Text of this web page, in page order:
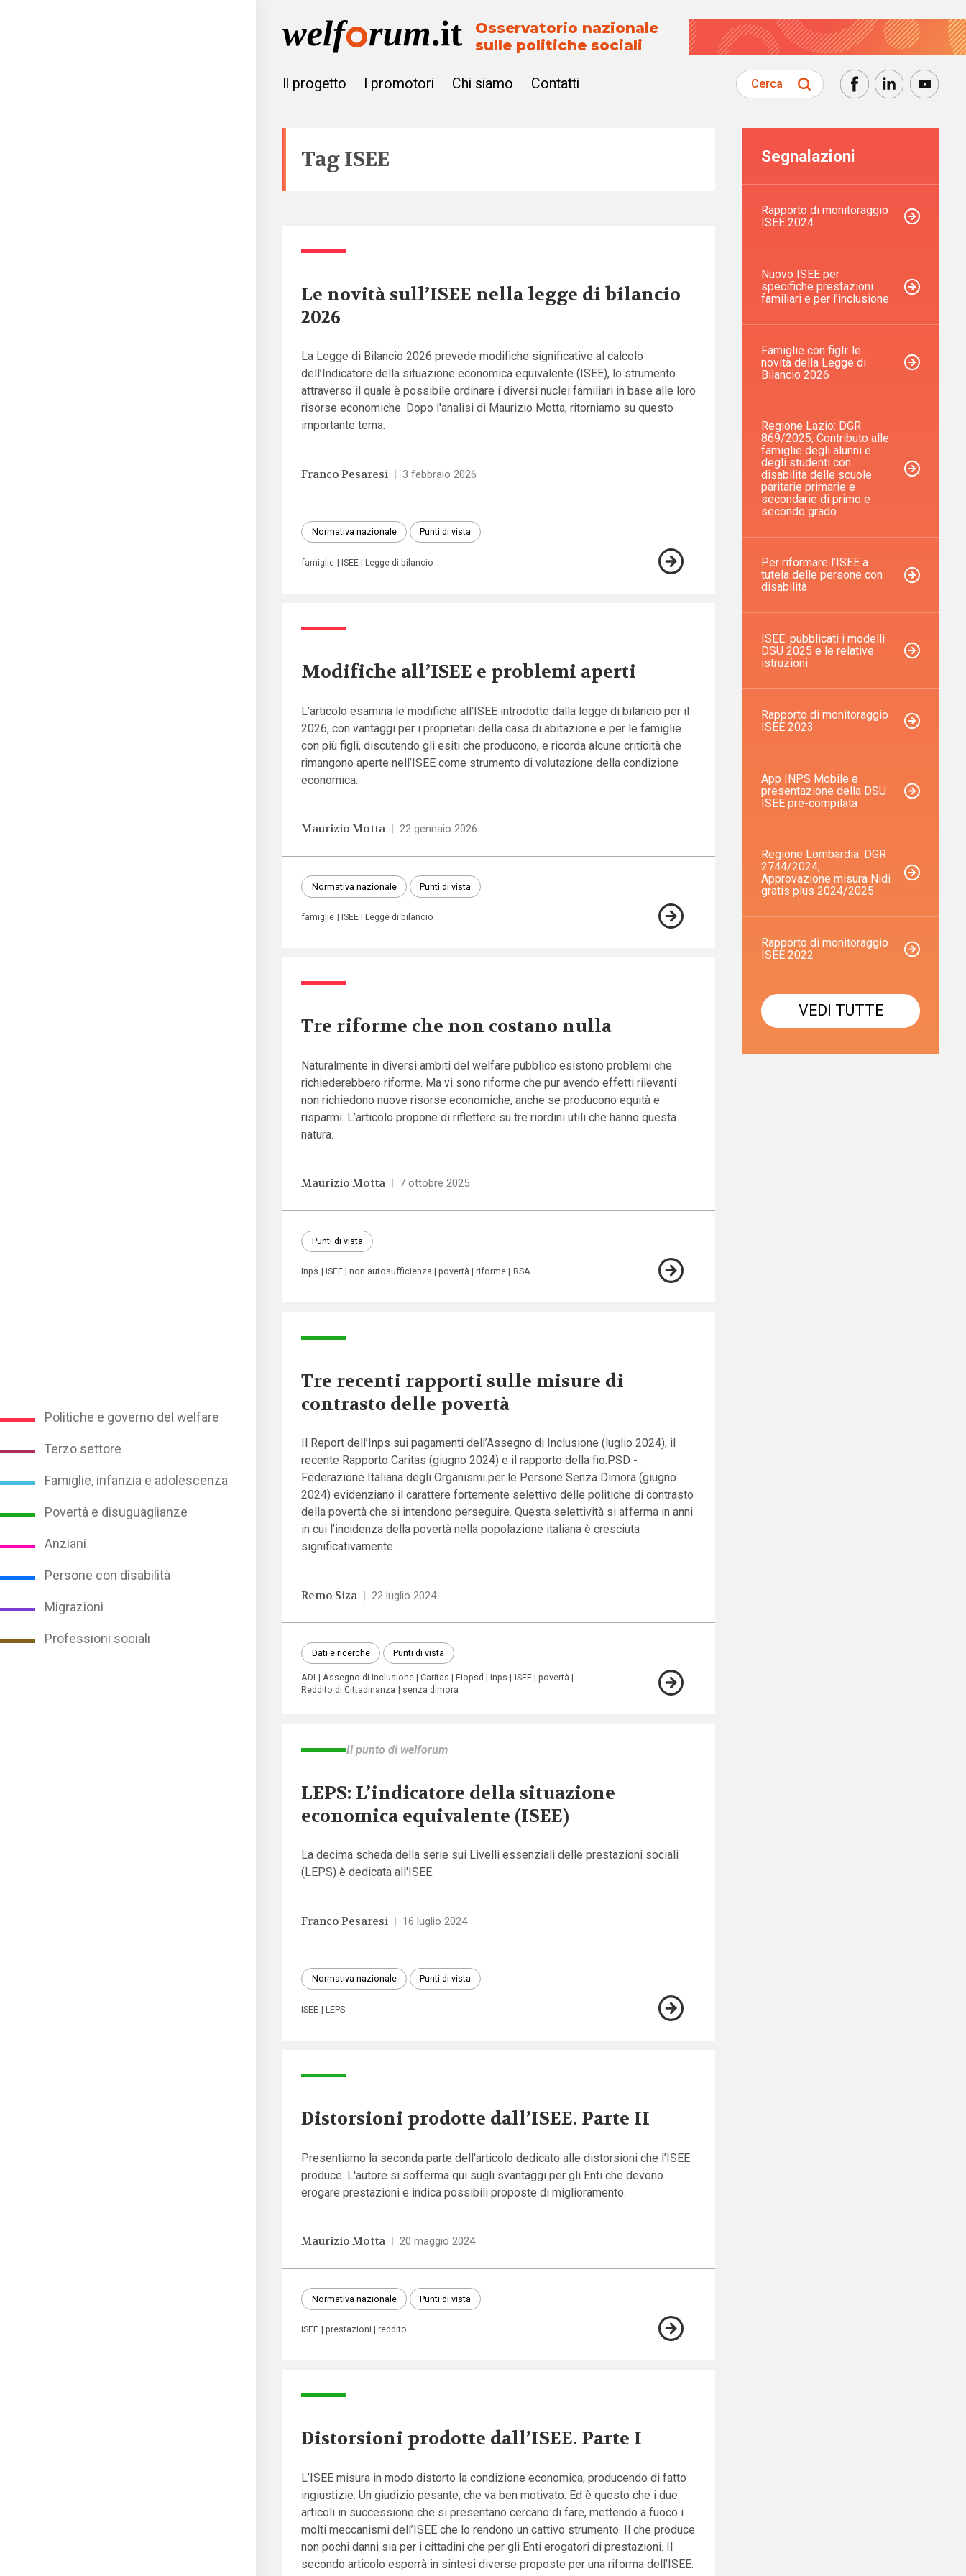
Politiche e governo del welfare
Terzo settore
Famiglie, infanzia e adolescenza
Povertà e disuguaglianze
Anziani
Persone con disabilità
Migrazioni
Professioni sociali
Osservatorio nazionale
sulle politiche sociali
Il progetto I promotori Chi siamo Contatti Cerca
TagISEE
Le novità sull’ISEE nella legge di bilancio
2026
La Legge di Bilancio 2026 prevede modifiche significative al calcolo
dell’Indicatore della situazione economica equivalente (ISEE), lo strumento
attraverso il quale è possibile ordinare i diversi nuclei familiari in base alle loro
risorse economiche. Dopo l'analisi di Maurizio Motta, ritorniamo su questo
importante tema.
Franco Pesaresi | 3 febbraio 2026
Normativa nazionale Punti di vista
famiglie ISEE Legge di bilancio
Modifiche all’ISEE e problemi aperti
L’articolo esamina le modifiche all’ISEE introdotte dalla legge di bilancio per il
2026, con vantaggi per i proprietari della casa di abitazione e per le famiglie
con più figli, discutendo gli esiti che producono, e ricorda alcune criticità che
rimangono aperte nell’ISEE come strumento di valutazione della condizione
economica.
Maurizio Motta | 22 gennaio 2026
Normativa nazionale Punti di vista
famiglie ISEE Legge di bilancio
Tre riforme che non costano nulla
Naturalmente in diversi ambiti del welfare pubblico esistono problemi che
richiederebbero riforme. Ma vi sono riforme che pur avendo effetti rilevanti
non richiedono nuove risorse economiche, anche se producono equità e
risparmi. L’articolo propone di riflettere su tre riordini utili che hanno questa
natura.
Maurizio Motta 7 ottobre 2025
Punti di vista
Inps ISEE non autosufficienza povertà riforme RSA
Tre recenti rapporti sulle misure di
contrasto delle povertà
Il Report dell’Inps sui pagamenti dell’Assegno di Inclusione (luglio 2024), il
recente Rapporto Caritas (giugno 2024) e il rapporto della fio.PSD -
Federazione Italiana degli Organismi per le Persone Senza Dimora (giugno
2024) evidenziano il carattere fortemente selettivo delle politiche di contrasto
della povertà che si intendono perseguire. Questa selettività si afferma in anni
in cui l’incidenza della povertà nella popolazione italiana è cresciuta
significativamente.
Remo Siza | 22 luglio 2024
Dati e ricerche Punti di vista
ADI Assegno di Inclusione Caritas Fiopsd Inps ISEE
povertà
Reddito di Cittadinanza
senza dimora
Il punto di welforum
LEPS: L’indicatore della situazione
economica equivalente (ISEE)
La decima scheda della serie sui Livelli essenziali delle prestazioni sociali
(LEPS) è dedicata all'ISEE.
Franco Pesaresi | 16 luglio 2024
Normativa nazionale Punti di vista
ISEE LEPS
Distorsioni prodotte dall’ISEE. Parte II
Presentiamo la seconda parte dell'articolo dedicato alle distorsioni che l’ISEE
produce. L'autore si sofferma qui sugli svantaggi per gli Enti che devono
erogare prestazioni e indica possibili proposte di miglioramento.
Maurizio Motta | 20 maggio 2024
Normativa nazionale Punti di vista
ISEE prestazioni reddito
Distorsioni prodotte dall’ISEE. Parte I
L’ISEE misura in modo distorto la condizione economica, producendo di fatto
ingiustizie. Un giudizio pesante, che va ben motivato. Ed è questo che i due
articoli in successione che si presentano cercano di fare, mettendo a fuoco i
molti meccanismi dell’ISEE che lo rendono un cattivo strumento. Il che produce
non pochi danni sia per i cittadini che per gli Enti erogatori di prestazioni. Il
secondo articolo esporrà in sintesi diverse proposte per una riforma dell’ISEE.
Segnalazioni
Rapporto di monitoraggio
ISEE 2024
Nuovo ISEE per
specifiche prestazioni
familiari e per l’inclusione
Famiglie con figli: le
novità della Legge di
Bilancio 2026
Regione Lazio: DGR
869/2025, Contributo alle
famiglie degli alunni e
degli studenti con
disabilità delle scuole
paritarie primarie e
secondarie di primo e
secondo grado
Per riformare l’ISEE a
tutela delle persone con
disabilità
ISEE: pubblicati i modelli
DSU 2025 e le relative
istruzioni
Rapporto di monitoraggio
ISEE 2023
App INPS Mobile e
presentazione della DSU
ISEE pre-compilata
Regione Lombardia: DGR
2744/2024,
Approvazione misura Nidi
gratis plus 2024/2025
Rapporto di monitoraggio
ISEE 2022
VEDI TUTTE